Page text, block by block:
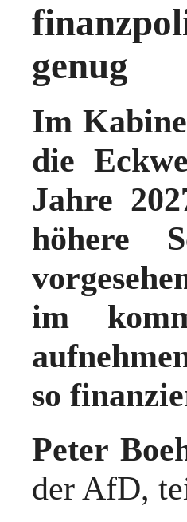
genug
Im
die
Jahre
höhere
im
so
Peter
der AfD,